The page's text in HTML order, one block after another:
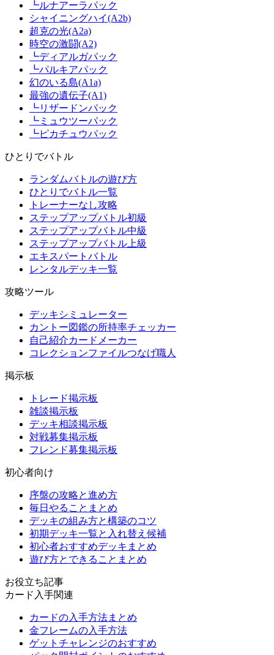
┗ルナアーラパック
シャイニングハイ(A2b)
超克の光(A2a)
時空の激闘(A2)
┗ディアルガパック
┗パルキアパック
幻のいる島(A1a)
最強の遺伝子(A1)
┗リザードンパック
┗ミュウツーパック
┗ピカチュウパック
ひとりでバトル
ランダムバトルの遊び方
ひとりでバトル一覧
トレーナーなし攻略
ステップアップバトル初級
ステップアップバトル中級
ステップアップバトル上級
エキスパートバトル
レンタルデッキ一覧
攻略ツール
デッキシミュレーター
カントー図鑑の所持率チェッカー
自己紹介カードメーカー
コレクションファイルつなげ職人
掲示板
トレード掲示板
雑談掲示板
デッキ相談掲示板
対戦募集掲示板
フレンド募集掲示板
初心者向け
序盤の攻略と進め方
毎日やることまとめ
デッキの組み方と構築のコツ
初期デッキ一覧と入れ替え候補
初心者おすすめデッキまとめ
遊び方とできることまとめ
お役立ち記事
カード入手関連
カードの入手方法まとめ
金フレームの入手方法
ゲットチャレンジのおすすめ